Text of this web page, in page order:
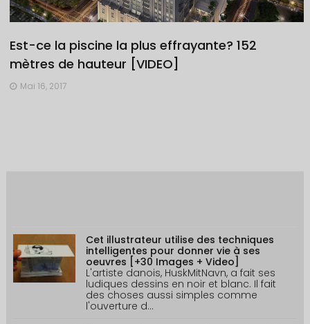
Est-ce la piscine la plus effrayante? 152
mètres de hauteur [VIDEO]
Mai 16, 2017
Cet illustrateur utilise des techniques
intelligentes pour donner vie à ses
oeuvres [+30 Images + Video]
L'artiste danois, HuskMitNavn, a fait ses
ludiques dessins en noir et blanc. Il fait
des choses aussi simples comme
l'ouverture d...